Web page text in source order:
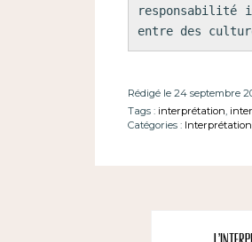
responsabilité
entre des
Rédigé le 24 septembre
Tags : interprétation,
Catégories : Interprétation